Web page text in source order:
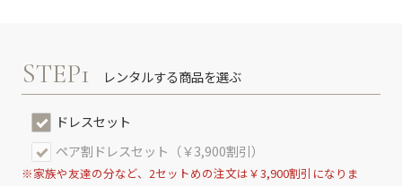
STEP1 レンタルする商品を選ぶ
ドレスセット
ペア割ドレスセット（￥3,900割引）
※家族や友達の分など、2セットめの注文は￥3,900割引になりま